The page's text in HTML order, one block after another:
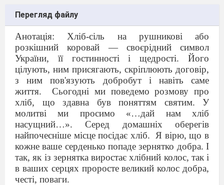
Перегляд файлу
Анотація: Хліб-сіль на рушникові або
розкішний коровай — своєрідний символ
України, її гостинності і щедрості. Його
цілують, ним присягають, скріплюють договір,
з ним пов'язують добробут і навіть саме
життя.
Сьогодні ми поведемо розмову про
хліб, що здавна був поняттям святим. У
молитві ми просимо «…дай нам хліб
насущний…». Серед домашніх оберегів
найпочесніше місце посідає хліб.
Я вірю, що в
кожне ваше серденько попаде зернятко добра. І
так, як із зернятка виростає хлібний колос, так і
в ваших серцях проросте великий колос добра,
честі, поваги.